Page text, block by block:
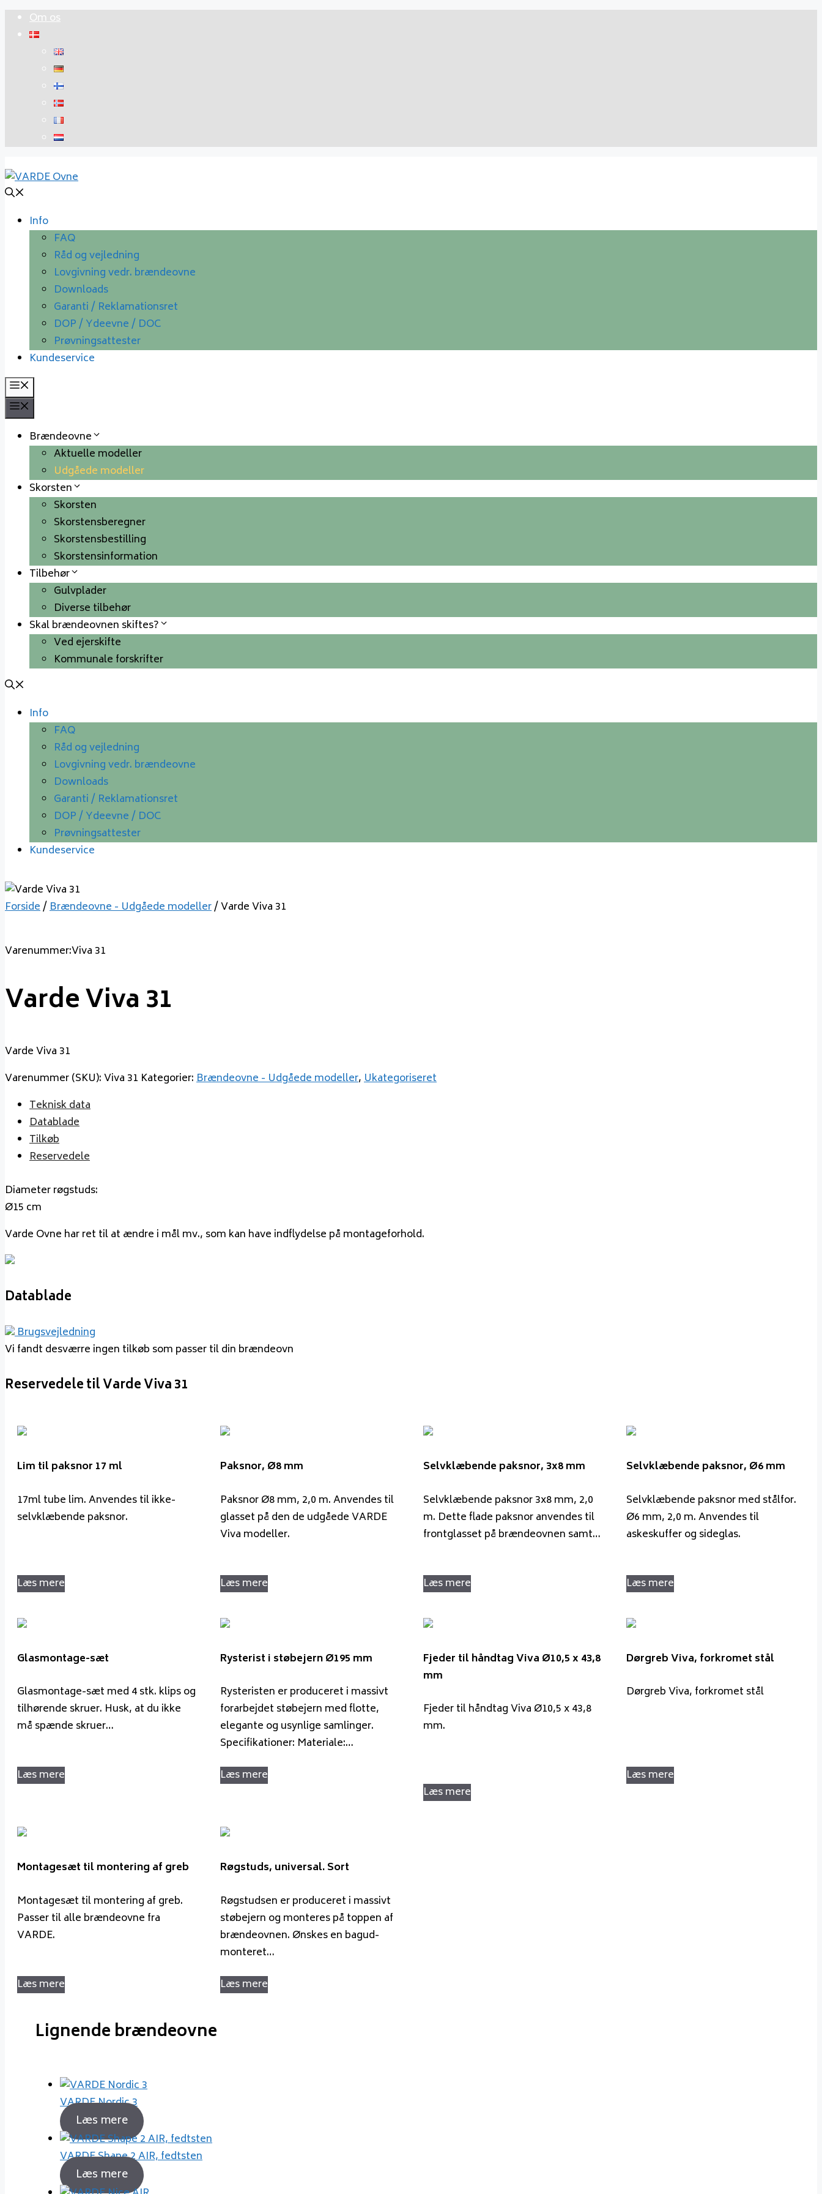
Hop Om os
Info
FAQ
Råd og vejledning
Lovgivning vedr. brændeovne
Downloads
Garanti / Reklamationsret
DOP / Ydeevne / DOC
Prøvningsattester
Kundeservice
Brændeovne
Aktuelle modeller
Udgåede modeller
Skorsten
Skorsten
Skorstensberegner
Skorstensbestilling
Skorstensinformation
Tilbehør
Gulvplader
Diverse tilbehør
Skal brændeovnen skiftes?
Ved ejerskifte
Kommunale forskrifter
Info
FAQ
Råd og vejledning
Lovgivning vedr. brændeovne
Downloads
Garanti / Reklamationsret
DOP / Ydeevne / DOC
Prøvningsattester
Kundeservice
Forside/Brændeovne - Udgåede modeller/ Varde Viva 31
Varenummer:Viva 31
Varde Viva 31
Varde Viva 31
Varenummer (SKU):Viva 31 Kategorier:Brændeovne - Udgåede modeller,Ukategoriseret
Teknisk data
Datablade
Tilkøb
Reservedele
Diameter røgstuds:
Ø15 cm
Varde Ovne har ret til at ændre i mål mv., som kan have indflydelse på montageforhold.
Datablade
Brugsvejledning
Vi fandt desværre ingen tilkøb som passer til din brændeovn
Reservedele til Varde Viva 31
Lim til paksnor 17 ml
17ml tube lim. Anvendes til ikke-
selvklæbende paksnor.
Læs mere
Paksnor, Ø8 mm
Paksnor Ø8 mm, 2,0 m. Anvendes til
glasset på den de udgåede VARDE
Viva modeller.
Læs mere
Selvklæbende paksnor, 3x8 mm
Selvklæbende paksnor 3x8 mm, 2,0
m. Dette flade paksnor anvendes til
frontglasset på brændeovnen samt…
Læs mere
Selvklæbende paksnor, Ø6 mm
Selvklæbende paksnor med stålfor.
Ø6 mm, 2,0 m. Anvendes til
askeskuffer og sideglas.
Læs mere
Glasmontage-sæt
Glasmontage-sæt med 4 stk. klips og
tilhørende skruer. Husk, at du ikke
må spænde skruer…
Læs mere
Rysterist i støbejern Ø195 mm
Rysteristen er produceret i massivt
forarbejdet støbejern med flotte,
elegante og usynlige samlinger.
Specifikationer: Materiale:…
Læs mere
Fjeder til håndtag Viva Ø10,5 x 43,8
mm
Fjeder til håndtag Viva Ø10,5 x 43,8
mm.
Læs mere
Dørgreb Viva, forkromet stål
Dørgreb Viva, forkromet stål
Læs mere
Montagesæt til montering af greb
Montagesæt til montering af greb.
Passer til alle brændeovne fra
VARDE.
Læs mere
Røgstuds, universal. Sort
Røgstudsen er produceret i massivt
støbejern og monteres på toppen af
brændeovnen. Ønskes en bagud-
monteret…
Læs mere
Lignende brændeovne
VARDE Nordic 3
Læs mere
VARDE Shape 2 AIR, fedtsten
Læs mere